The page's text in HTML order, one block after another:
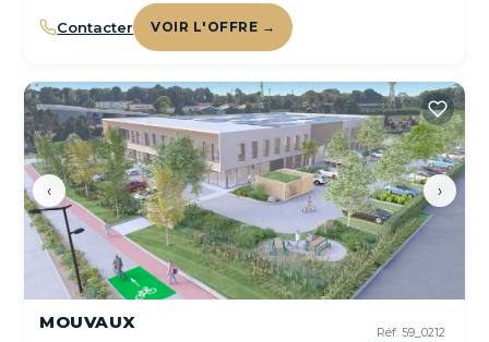
Contacter VOIR L'OFFRE →
‹ ›
Réf. 59_0212
MOUVAUX